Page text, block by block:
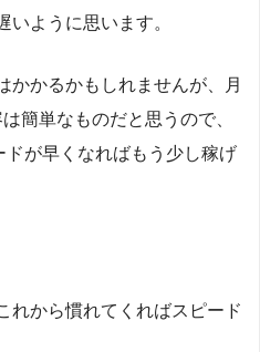
いように思います。
かかるかもしれませんが、月
簡単なものだと思うので、
が早くなればもう少し稼げ
れから慣れてくればスピード